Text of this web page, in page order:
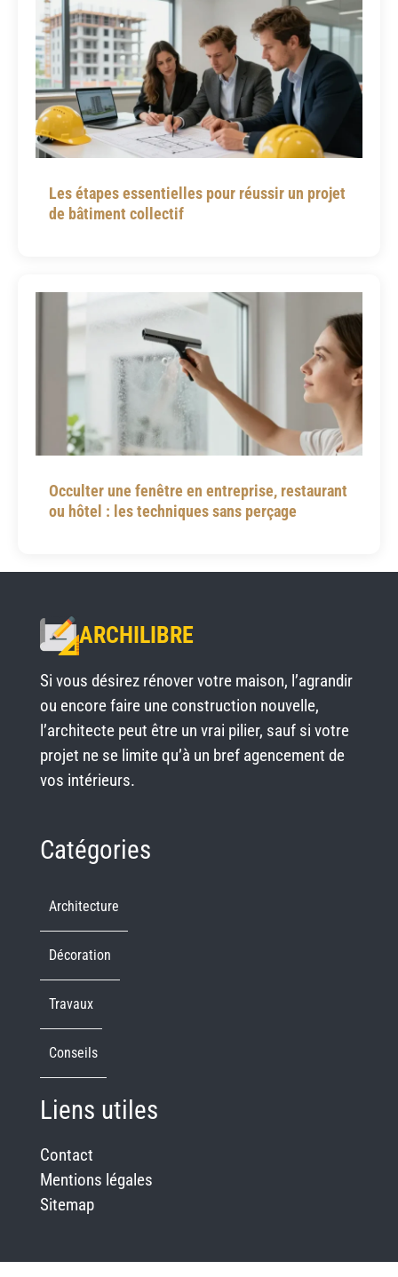
Les étapes essentielles pour réussir un projet
de bâtiment collectif
Occulter une fenêtre en entreprise, restaurant
ou hôtel : les techniques sans perçage
ARCHILIBRE
Si vous désirez rénover votre maison, l’agrandir
ou encore faire une construction nouvelle,
l’architecte peut être un vrai pilier, sauf si votre
projet ne se limite qu’à un bref agencement de
vos intérieurs.
Catégories
Architecture
Décoration
Travaux
Conseils
Liens utiles
Contact
Mentions légales
Sitemap